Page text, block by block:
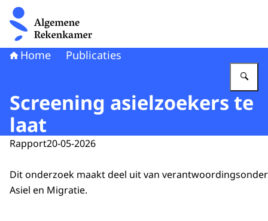
Naar de homepage van Algemene Rekenkamer
Home Publicaties
Screening asielzoekers te
laat
Rapport20-05-2026
Dit onderzoek maakt deel uit van
Asiel en Migratie.